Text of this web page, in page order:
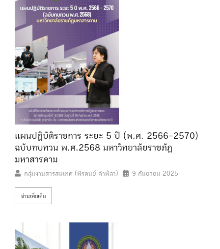
แผนปฏิบัติราชการ ระยะ 5 ปี (พ.ศ. 2566-2570)
ฉบับทบทวน พ.ศ.2568 มหาวิทยาลัยราชภัฏ
มหาสารคาม
กลุ่มงานสารสนเทศ (พีรดนย์ คำพิลา) 9 กันยายน 2025
อ่านเพิ่มเติม